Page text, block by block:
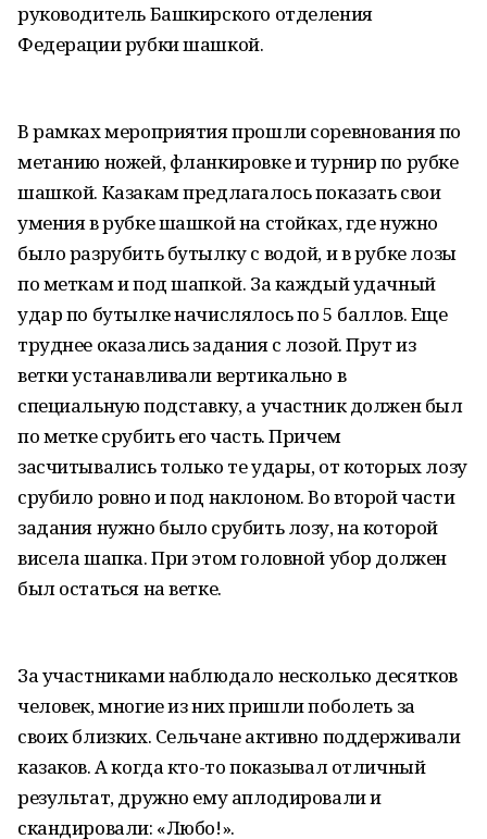
руководитель Башкирского отделения
Федерации рубки шашкой.
В рамках мероприятия прошли соревнования по
метанию ножей, фланкировке и турнир по рубке
шашкой. Казакам предлагалось показать свои
умения в рубке шашкой на стойках, где нужно
было разрубить бутылку с водой, и в рубке лозы
по меткам и под шапкой. За каждый удачный
удар по бутылке начислялось по 5 баллов. Еще
труднее оказались задания с лозой. Прут из
ветки устанавливали вертикально в
специальную подставку, а участник должен был
по метке срубить его часть. Причем
засчитывались только те удары, от которых лозу
срубило ровно и под наклоном. Во второй части
задания нужно было срубить лозу, на которой
висела шапка. При этом головной убор должен
был остаться на ветке.
За участниками наблюдало несколько десятков
человек, многие из них пришли поболеть за
своих близких. Сельчане активно поддерживали
казаков. А когда кто-то показывал отличный
результат, дружно ему аплодировали и
скандировали: «Любо!».